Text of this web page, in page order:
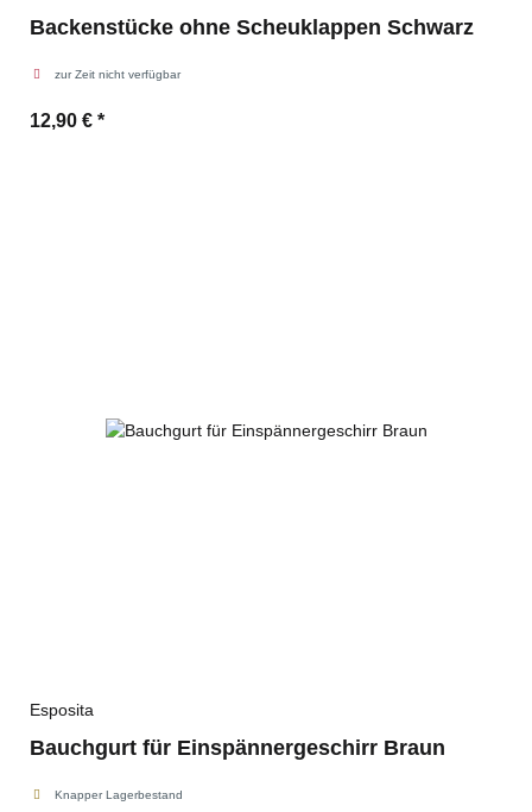
Backenstücke ohne Scheuklappen Schwarz
zur Zeit nicht verfügbar
12,90 € *
Esposita
Bauchgurt für Einspännergeschirr Braun
Knapper Lagerbestand